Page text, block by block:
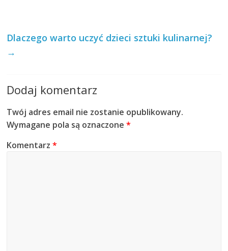
Dlaczego warto uczyć dzieci sztuki kulinarnej?
→
Dodaj komentarz
Twój adres email nie zostanie opublikowany.
Wymagane pola są oznaczone*
Komentarz*